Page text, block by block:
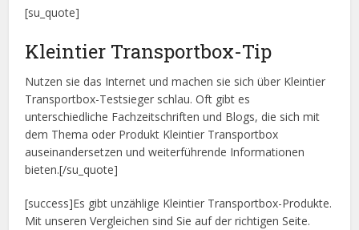
[su_quote]
Kleintier Transportbox-Tip
Nutzen sie das Internet und machen sie sich über Kleintier
Transportbox-Testsieger schlau. Oft gibt es
unterschiedliche Fachzeitschriften und Blogs, die sich mit
dem Thema oder Produkt Kleintier Transportbox
auseinandersetzen und weiterführende Informationen
bieten.[/su_quote]
[success]Es gibt unzählige Kleintier Transportbox-Produkte.
Mit unseren Vergleichen sind Sie auf der richtigen Seite.